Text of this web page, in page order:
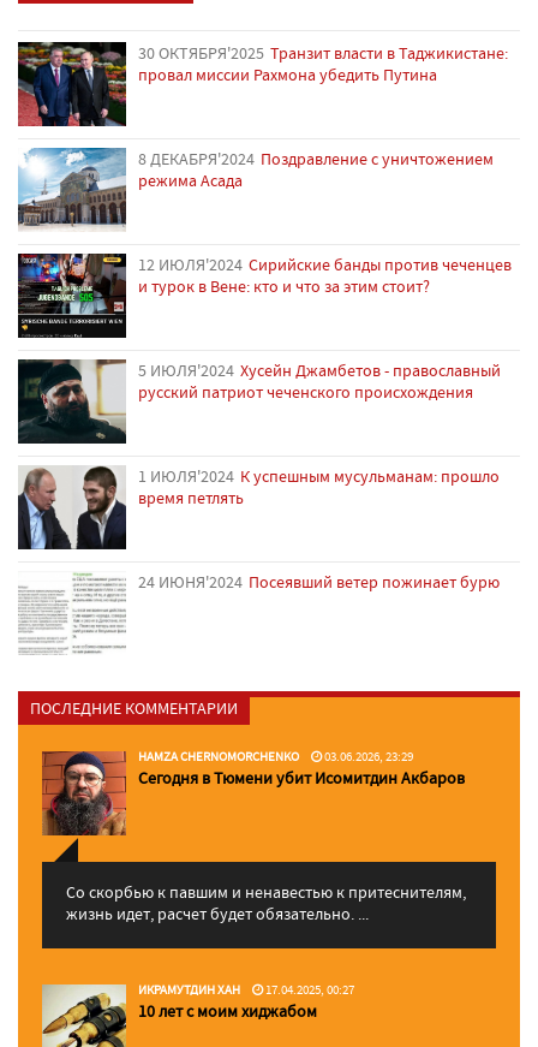
30 ОКТЯБРЯ'2025 Транзит власти в Таджикистане:
провал миссии Рахмона убедить Путина
8 ДЕКАБРЯ'2024 Поздравление с уничтожением
режима Асада
12 ИЮЛЯ'2024 Сирийские банды против чеченцев
и турок в Вене: кто и что за этим стоит?
5 ИЮЛЯ'2024 Хусейн Джамбетов - православный
русский патриот чеченского происхождения
1 ИЮЛЯ'2024 К успешным мусульманам: прошло
время петлять
24 ИЮНЯ'2024 Посеявший ветер пожинает бурю
ПОСЛЕДНИЕ КОММЕНТАРИИ
HAMZA CHERNOMORCHENKO 03.06.2026, 23:29
Сегодня в Тюмени убит Исомитдин Акбаров
Со скорбью к павшим и ненавестью к притеснителям,
жизнь идет, расчет будет обязательно. ...
ИКРАМУТДИН ХАН 17.04.2025, 00:27
10 лет с моим хиджабом